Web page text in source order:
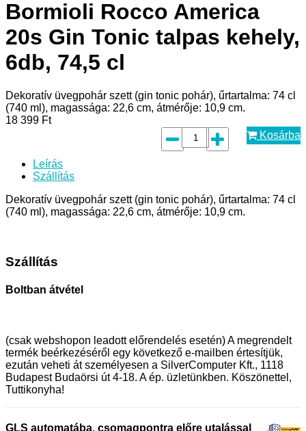
Bormioli Rocco America
20s Gin Tonic talpas kehely,
6db, 74,5 cl
Dekoratív üvegpohár szett (gin tonic pohár), űrtartalma: 74 cl
(740 ml), magassága: 22,6 cm, átmérője: 10,9 cm.
18 399 Ft
Kosárba
Leírás
Szállítás
Dekoratív üvegpohár szett (gin tonic pohár), űrtartalma: 74 cl
(740 ml), magassága: 22,6 cm, átmérője: 10,9 cm.
Szállítás
Boltban átvétel
(csak webshopon leadott előrendelés esetén) A megrendelt
termék beérkezéséről egy következő e-mailben értesítjük,
ezután veheti át személyesen a SilverComputer Kft., 1118
Budapest Budaörsi út 4-18. A ép. üzletünkben. Köszönettel,
Tuttikonyha!
GLS automatába, csomagpontra előre utalással